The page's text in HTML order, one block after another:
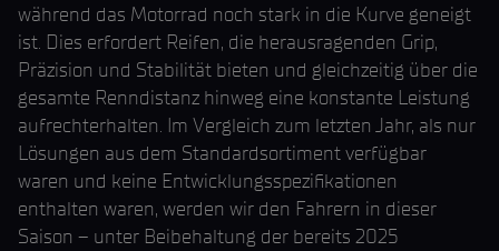
während das Motorrad noch stark in die Kurve geneigt
ist. Dies erfordert Reifen, die herausragenden Grip,
Präzision und Stabilität bieten und gleichzeitig über die
gesamte Renndistanz hinweg eine konstante Leistung
aufrechterhalten. Im Vergleich zum letzten Jahr, als nur
Lösungen aus dem Standardsortiment verfügbar
waren und keine Entwicklungsspezifikationen
enthalten waren, werden wir den Fahrern in dieser
Saison – unter Beibehaltung der bereits 2025